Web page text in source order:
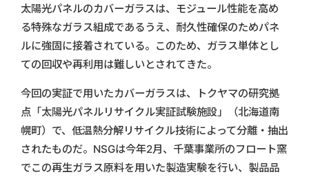
太陽光パネルのカバーガラスは、モジュール性能を高め
る特殊なガラス組成であるうえ、耐久性確保のためパネ
ルに強固に接着されている。このため、ガラス単体とし
ての回収や再利用は難しいとされてきた。
今回の実証で用いたカバーガラスは、トクヤマの研究拠
点「太陽光パネルリサイクル実証試験施設」（北海道南
幌町）で、低温熱分解リサイクル技術によって分離・抽出
されたものだ。NSGは今年2月、千葉事業所のフロート窯
でこの再生ガラス原料を用いた製造実験を行い、製品品